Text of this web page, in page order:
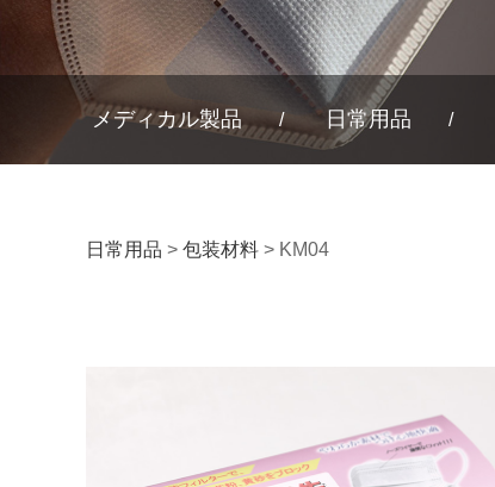
メディカル製品 日常用品
KM04
日常用品 > 包装材料 > KM04